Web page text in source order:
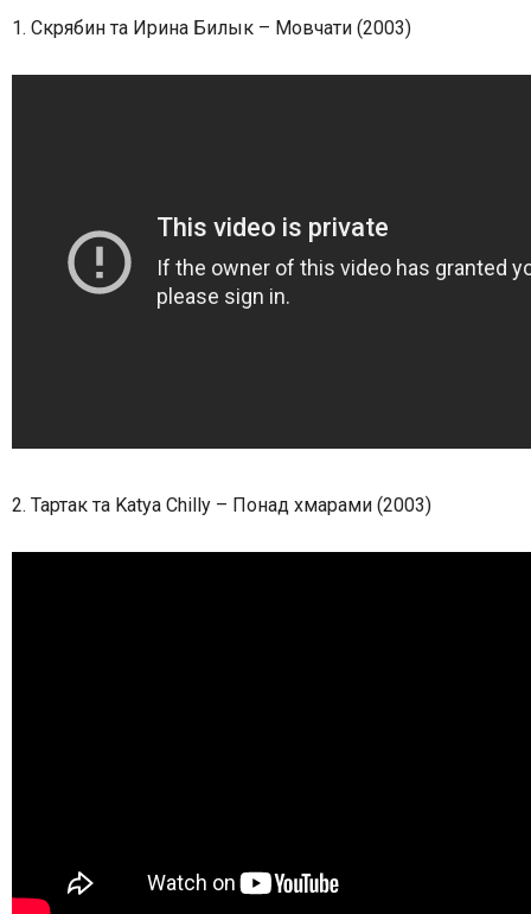
1. Скрябин та Ирина Билык – Мовчати (2003)
2. Тартак та Katya Chilly – Понад хмарами (2003)